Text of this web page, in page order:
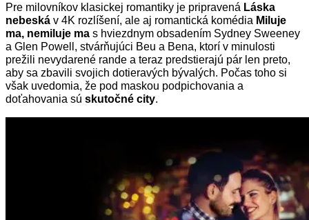
Pre milovníkov klasickej romantiky je pripravená Láska
nebeská v 4K rozlíšení, ale aj romantická komédia Miluje
ma, nemiluje ma s hviezdnym obsadením Sydney Sweeney
a Glen Powell, stvárňujúci Beu a Bena, ktorí v minulosti
prežili nevydarené rande a teraz predstierajú pár len preto,
aby sa zbavili svojich dotieravých bývalých. Počas toho si
však uvedomia, že pod maskou podpichovania a
doťahovania sú skutočné city.